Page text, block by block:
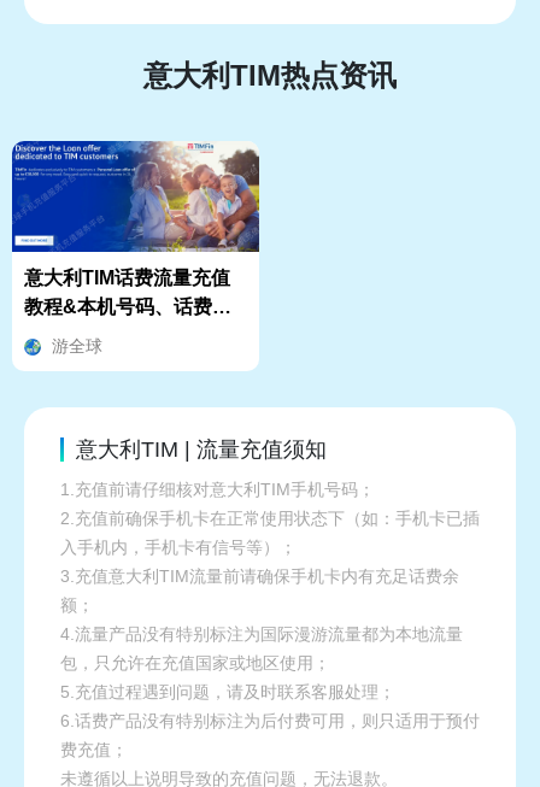
意大利TIM热点资讯
意大利TIM话费流量充值
教程&本机号码、话费流
量余额查询指南
游全球
意大利TIM | 流量充值须知
1.充值前请仔细核对意大利TIM手机号码；
2.充值前确保手机卡在正常使用状态下（如：手机卡已插
入手机内，手机卡有信号等）；
3.充值意大利TIM流量前请确保手机卡内有充足话费余
额；
4.流量产品没有特别标注为国际漫游流量都为本地流量
包，只允许在充值国家或地区使用；
5.充值过程遇到问题，请及时联系客服处理；
6.话费产品没有特别标注为后付费可用，则只适用于预付
费充值；
未遵循以上说明导致的充值问题，无法退款。